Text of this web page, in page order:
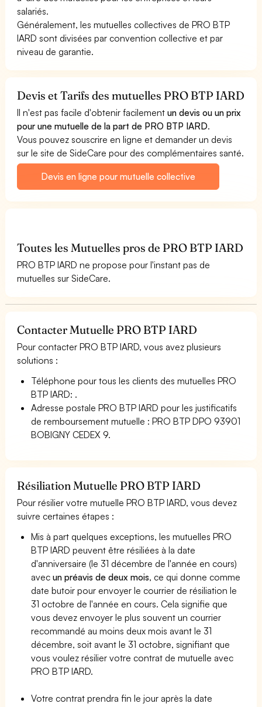
salariés.
Généralement, les mutuelles collectives de PRO BTP
IARD sont divisées par convention collective et par
niveau de garantie.
Devis et Tarifs des mutuelles PRO BTP IARD
Il n'est pas facile d'obtenir facilementun devis ou un prix
pour une mutuelle de la part de PRO BTP IARD.
Vous pouvez souscrire en ligne et demander un devis
sur le site de SideCare pour des complémentaires santé.
Devis en ligne pour mutuelle collective
Toutes les Mutuelles pros de PRO BTP IARD
PRO BTP IARD ne propose pour l'instant pas de
mutuelles sur SideCare.
Contacter Mutuelle PRO BTP IARD
Pour contacter PRO BTP IARD, vous avez plusieurs
solutions :
Téléphone pour tous les clients des mutuelles PRO
BTP IARD: .
Adresse postale PRO BTP IARD pour les justificatifs
de remboursement mutuelle : PRO BTP DPO 93901
BOBIGNY CEDEX 9.
Résiliation Mutuelle PRO BTP IARD
Pour résilier votre mutuelle PRO BTP IARD, vous devez
suivre certaines étapes :
Mis à part quelques exceptions, les mutuelles PRO
BTP IARD peuvent être résiliées à la date
d'anniversaire (le 31 décembre de l'année en cours)
avecun préavis de deux mois, ce qui donne comme
date butoir pour envoyer le courrier de résiliation le
31 octobre de l'année en cours. Cela signifie que
vous devez envoyer le plus souvent un courrier
recommandé au moins deux mois avant le 31
décembre, soit avant le 31 octobre, signifiant que
vous voulez résilier votre contrat de mutuelle avec
PRO BTP IARD.
Votre contrat prendra fin le jour après la date